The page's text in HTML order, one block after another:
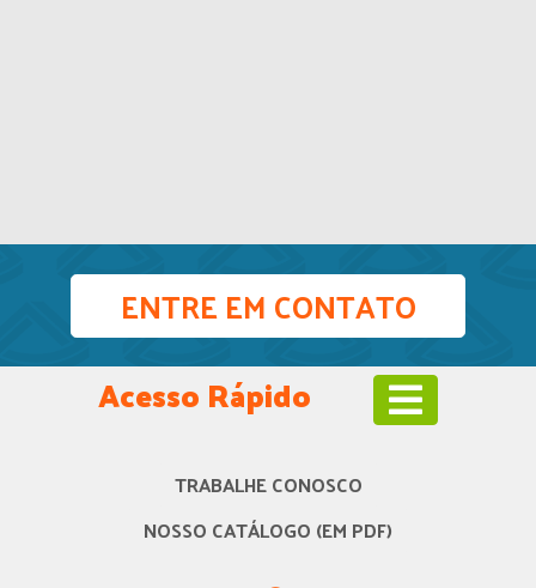
ENTRE EM CONTATO
Acesso Rápido
TRABALHE CONOSCO
NOSSO CATÁLOGO (EM PDF)